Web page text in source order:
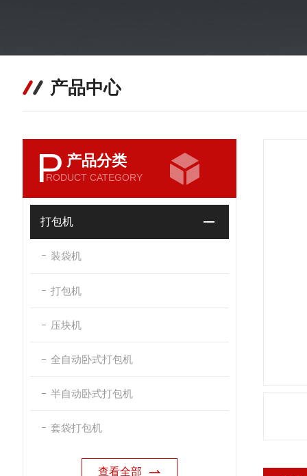
产品中心
P 产品分类
RODUCT CATEGORY
打包机
装袋机
打包机
压块机
全自动卧式打包机
半自动卧式打包机
套袋打包机
查看全部